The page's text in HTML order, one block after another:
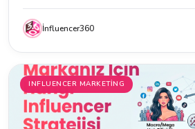
İnfluencer360
INFLUENCER MARKETING